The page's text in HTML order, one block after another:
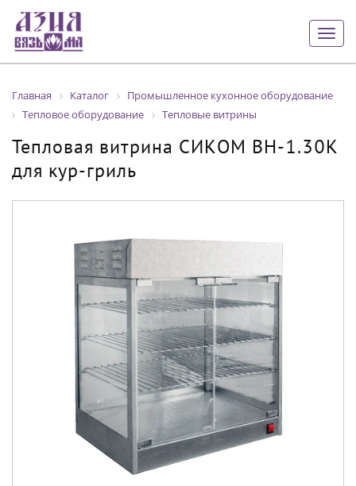
Главная Каталог
Промышленное кухонное оборудование
Тепловое оборудование
Тепловые витрины
Тепловая витрина СИКОМ ВН-1.30К
для кур-гриль